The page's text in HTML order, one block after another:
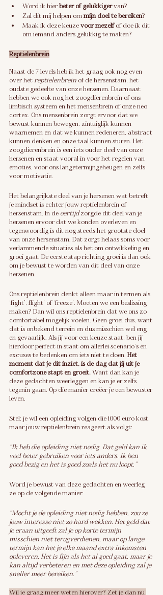
Word ik hier beter of gelukkiger van?
Zal dit mij helpen om mijn doel te bereiken?
Maak ik deze keuze voor mezelf of doe ik dit
om iemand anders gelukkig te maken?
Reptielenbrein
Naast de 7 levels heb ik het graag ook nog even
over het reptielenbrein of de hersenstam, het
oudste gedeelte van onze hersenen. Daarnaast
hebben we ook nog het zoogdierenbrein of ons
limbisch systeem en het mensenbrein of onze neo
cortex. Ons mensenbrein zorgt ervoor dat we
bewust kunnen bewegen, zintuiglijk kunnen
waarnemen en dat we kunnen redeneren, abstract
kunnen denken en onze taal kunnen sturen. Het
zoogdierenbrein is een iets ouder deel van onze
hersenen en staat vooral in voor het regelen van
emoties, voor ons langetermijngeheugen en zelfs
voor motivatie.
Het belangrijkste deel van je hersenen wat betreft
je mindset is echter jouw reptielenbrein of
hersenstam. In de oertijd zorgde dit deel van je
hersenen ervoor dat we konden overleven en
tegenwoordig is dit nog steeds het grootste doel
van onze hersenstam. Dat zorgt helaas soms voor
verlammende situaties als het om ontwikkeling en
groei gaat. De eerste stap richting groei is dan ook
om je bewust te worden van dit deel van onze
hersenen.
Ons reptielenbrein denkt alleen maar in termen als
‘fight’, flight’ of ‘freeze’. Moeten we een beslissing
maken? Dan wil ons reptielenbrein dat we ons zo
comfortabel mogelijk voelen. Geen groei dus, want
dat is onbekend terrein en dus misschien wel eng
en gevaarlijk. Als jij voor een keuze staat, ben jij
hierdoor perfect in staat om allerlei scenario’s en
excuses te bedenken om iets niet te doen. Het
moment dat je dit inziet, is de dag dat jij uit je
comfortzone stapt en groeit. Want dan kan je
deze gedachten weerleggen en kan je er zelfs
tegenin gaan. Op die manier creëer je een bewuster
leven.
Stel: je wil een opleiding volgen die 1000 euro kost,
maar jouw reptielenbrein reageert als volgt:
“Ik heb die opleiding niet nodig. Dat geld kan ik
veel beter gebruiken voor iets anders. Ik ben
goed bezig en het is goed zoals het nu loopt.”
Word je bewust van deze gedachten en weerleg
ze op de volgende manier:
“Mocht je de opleiding niet nodig hebben, zou ze
jouw interesse niet zo hard wekken. Het geld dat
je eraan uitgeeft zal je op korte termijn
misschien niet terugverdienen, maar op lange
termijn kan het je elke maand extra inkomsten
opleveren. Het is fijn als het al goed gaat, maar je
kan altijd verbeteren en met deze opleiding zal je
sneller meer bereiken.”
Wil je graag meer weten hierover? Zet je dan nu